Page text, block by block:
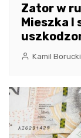
Zator w
Mieszka I
Kamil Borucki